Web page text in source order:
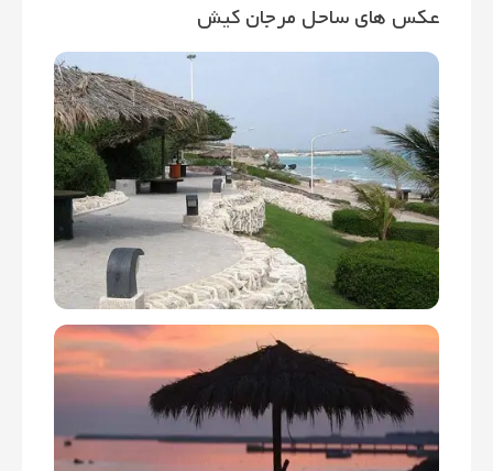
عکس های ساحل مرجان کیش